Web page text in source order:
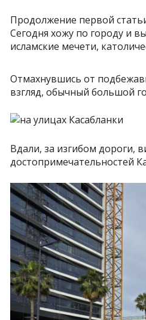
Продолжение первой
Сегодня хожу по городу и
исламские мечети,
Отмахнувшись от
взгляд, обычный большой
Вдали, за изгибом дороги,
достопримечательностей